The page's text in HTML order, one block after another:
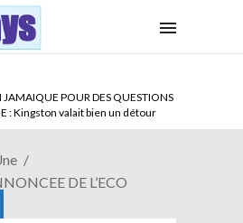
POUR DES QUESTIONS
: Kingston valait bien un détour
DE L’ECO